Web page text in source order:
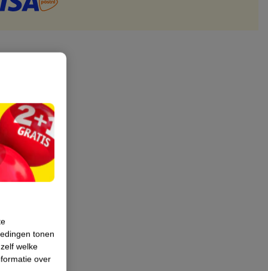
tonen
welke
over